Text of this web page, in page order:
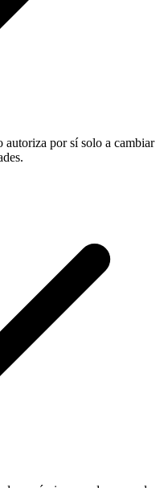
por sí solo a cambiar